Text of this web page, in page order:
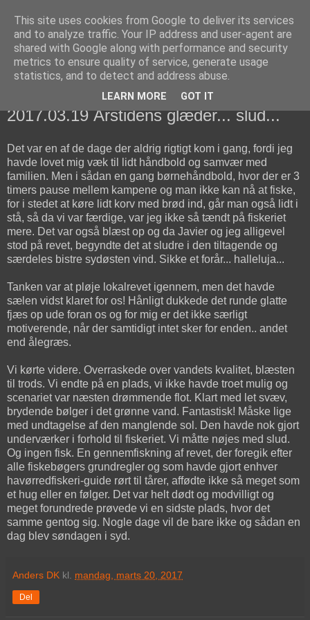
fiskedagbog.dk
Havørredfiskeri, tordenvejr og rav i (en skøn?) tre-enighed
mandag den 20. marts 2017
2017.03.19 Årstidens glæder... slud...
Det var en af de dage der aldrig rigtigt kom i gang, fordi jeg
havde lovet mig væk til lidt håndbold og samvær med
familien. Men i sådan en gang børnehåndbold, hvor der er 3
timers pause mellem kampene og man ikke kan nå at fiske,
for i stedet at køre lidt korv med brød ind, går man også lidt i
stå, så da vi var færdige, var jeg ikke så tændt på fiskeriet
mere. Det var også blæst op og da Javier og jeg alligevel
stod på revet, begyndte det at sludre i den tiltagende og
særdeles bistre sydøsten vind. Sikke et forår... halleluja...
Tanken var at pløje lokalrevet igennem, men det havde
sælen vidst klaret for os! Hånligt dukkede det runde glatte
fjæs op ude foran os og for mig er det ikke særligt
motiverende, når der samtidigt intet sker for enden.. andet
end ålegræs.
Vi kørte videre. Overraskede over vandets kvalitet, blæsten
til trods. Vi endte på en plads, vi ikke havde troet mulig og
scenariet var næsten drømmende flot. Klart med let svæv,
brydende bølger i det grønne vand. Fantastisk! Måske lige
med undtagelse af den manglende sol. Den havde nok gjort
underværker i forhold til fiskeriet. Vi måtte nøjes med slud.
Og ingen fisk. En gennemfiskning af revet, der foregik efter
alle fiskebøgers grundregler og som havde gjort enhver
havørredfiskeri-guide rørt til tårer, affødte ikke så meget som
et hug eller en følger. Det var helt dødt og modvilligt og
meget forundrede prøvede vi en sidste plads, hvor det
samme gentog sig. Nogle dage vil de bare ikke og sådan en
dag blev søndagen i syd.
Anders DK kl. mandag, marts 20, 2017
Del
This site uses cookies from Google to deliver its services
and to analyze traffic. Your IP address and user-agent are
shared with Google along with performance and security
metrics to ensure quality of service, generate usage
statistics, and to detect and address abuse.
LEARN MORE GOT IT